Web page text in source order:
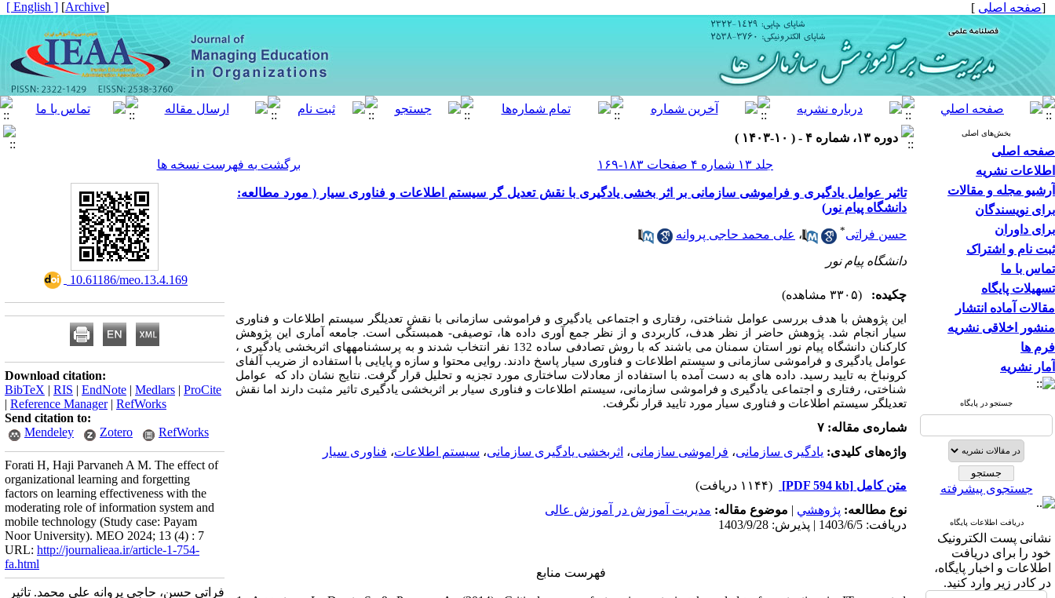
[صفحه اصلی ]
[
Archive
]
[ English ]
بخش‌های اصلی
صفحه اصلی
اطلاعات نشریه
آرشیو مجله و مقالات
برای نویسندگان
برای داوران
ثبت نام و اشتراک
تماس با ما
تسهیلات پایگاه
مقالات آماده انتشار
منشور اخلاقی نشریه
فرم ها
آمار نشریه
جستجو در پایگاه
جستجوی پیشرفته
دریافت اطلاعات پایگاه
نشانی پست الکترونیک
خود را برای دریافت
اطلاعات و اخبار پایگاه،
در کادر زیر وارد کنید.
دوره ۱۳، شماره ۴ - ( ۱۰-۱۴۰۳ )
جلد ۱۳ شماره ۴ صفحات ۱۸۳-۱۶۹
برگشت به فهرست نسخه ها
تاثیر عوامل یادگیری و فراموشی سازمانی بر اثر بخشی یادگیری با نقش تعدیل گر سیستم اطلاعات و فناوری سیار ( مورد مطالعه:
دانشگاه پیام نور)
حسن فراتی* ، علی محمد حاجی پروانه
دانشگاه پیام نور
چکیده: (۳۳۰۵ مشاهده)
این پژوهش با هدف بررسی عوامل شناختی، رفتاری و اجتماعی یادگیری و فراموشی سازمانی با نقش تعدیلگر سیستم اطلاعات و فناوری
سیار انجام شد. پژوهش حاضر از نظر هدف، کاربردی و از نظر جمع آوری داده ها، توصیفی- همبستگی است. جامعه آماری این پژوهش
کارکنان دانشگاه پیام نور استان سمنان می باشند که با روش تصادفی ساده 132 نفر انتخاب شدند و به پرسشنامه­های اثربخشی یادگیری ،
عوامل یادگیری و فراموشی سازمانی و سیستم اطلاعات و فناوری سیار پاسخ دادند. روایی محتوا و سازه و پایایی با استفاده از ضریب آلفای
کرونباخ به تایید رسید. داده های به دست آمده با استفاده از معادلات ساختاری مورد تجزیه و تحلیل قرار گرفت. نتایج نشان داد که عوامل
شناختی، رفتاری و اجتماعی یادگیری و فراموشی سازمانی، سیستم اطلاعات و فناوری سیار بر اثربخشی یادگیری تاثیر مثبت دارند اما نقش
تعدیلگر سیستم اطلاعات و فناوری سیار مورد تایید قرار نگرفت.
شماره‌ی مقاله: ۷
واژه‌های کلیدی: یادگیری سازمانی، فراموشی سازمانی، اثربخشی یادگیری سازمانی، سیستم اطلاعات، فناوری سیار
متن کامل [PDF 594 kb]
(۱۱۴۴ دریافت)
نوع مطالعه: پژوهشي | موضوع مقاله: مدیریت آموزش در آموزش عالی
دریافت: 1403/6/5 | پذیرش: 1403/9/28
فهرست منابع
‎ 10.61186/meo.13.4.169
Download citation:
BibTeX | RIS | EndNote | Medlars | ProCite
| Reference Manager| RefWorks
Send citation to:
Mendeley
Zotero RefWorks
Forati H, Haji Parvaneh A M. The effect of
organizational learning and forgetting
factors on learning effectiveness with the
moderating role of information system and
mobile technology (Study case: Payam
Noor University). MEO 2024; 13 (4) : 7
URL: http://journalieaa.ir/article-1-754-
fa.html
فراتی حسن، حاجی پروانه علی محمد. تاثیر